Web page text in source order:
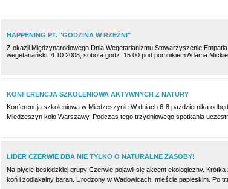
HAPPENING PT. "GODZINA W RZEŹNI"
Z okazji Międzynarodowego Dnia Wegetarianizmu Stowarzyszenie
wegetariański. 4.10.2008, sobota godz. 15:00 pod pomnikiem Adama
KONFERENCJA SZKOLENIOWA AKTYWNYCH Z NATURY
Konferencja szkoleniowa w Miedzeszynie W dniach 6-8 października
Miedzeszyn koło Warszawy. Podczas tego trzydniowego spotkania
LIDER CZERWIE DBA NIE TYLKO O NATURALNE ZASOBY!
Na płycie beskidzkiej grupy Czerwie pojawił się akcent ekologiczny.
koń i zodiakalny baran. Urodzony w Wadowicach, mieście papieskim. Po